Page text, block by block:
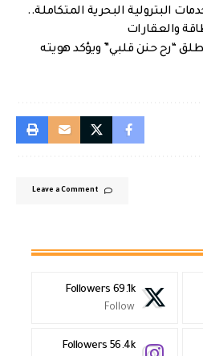
البترولية البحرية المتكاملة..
والعقارات
“رح حنن قلبي” ويؤكد هويته
Leave a Comment
69.1k
Followers
Follow
56.4k
Followers